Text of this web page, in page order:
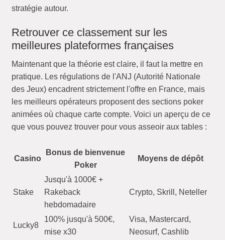
stratégie autour.
Retrouver ce classement sur les
meilleures plateformes françaises
Maintenant que la théorie est claire, il faut la mettre en
pratique. Les régulations de l'ANJ (Autorité Nationale
des Jeux) encadrent strictement l'offre en France, mais
les meilleurs opérateurs proposent des sections poker
animées où chaque carte compte. Voici un aperçu de ce
que vous pouvez trouver pour vous asseoir aux tables :
Casino
Bonus de bienvenue
Poker
Moyens de dépôt
Stake
Jusqu'à 1000€ +
Rakeback
hebdomadaire
Crypto, Skrill, Neteller
Lucky8
100% jusqu'à 500€,
mise x30
Visa, Mastercard,
Neosurf, Cashlib